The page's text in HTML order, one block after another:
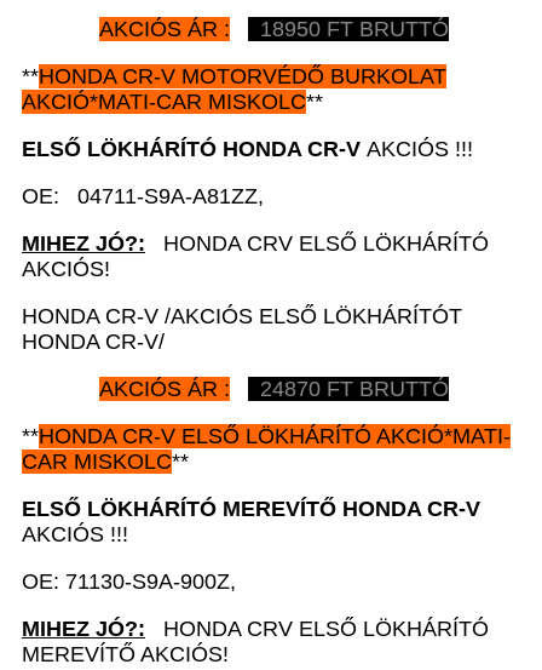
AKCIÓS ÁR :
18950 FT BRUTTÓ
**HONDA CR-V MOTORVÉDŐ BURKOLAT
AKCIÓ*MATI-CAR MISKOLC**
ELSŐ LÖKHÁRÍTÓ HONDA CR-V AKCIÓS !!!
OE: 04711-S9A-A81ZZ,
MIHEZ JÓ?: HONDA CRV ELSŐ LÖKHÁRÍTÓ
AKCIÓS!
HONDA CR-V /AKCIÓS ELSŐ LÖKHÁRÍTÓT
HONDA CR-V/
AKCIÓS ÁR :
24870 FT BRUTTÓ
**HONDA CR-V ELSŐ LÖKHÁRÍTÓ AKCIÓ*MATI-
CAR MISKOLC**
ELSŐ LÖKHÁRÍTÓ MEREVÍTŐ HONDA CR-V
AKCIÓS !!!
OE: 71130-S9A-900Z,
MIHEZ JÓ?: HONDA CRV ELSŐ LÖKHÁRÍTÓ
MEREVÍTŐ AKCIÓS!